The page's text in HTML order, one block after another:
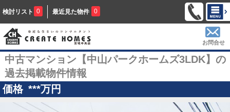
検討リスト 0 最近見た物件 0
お問合せ
中古マンション【中山パークホームズ3LDK】の
過去掲載物件情報
価格 ***万円